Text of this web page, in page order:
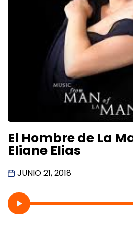
El Hombre de La
Eliane Elias
JUNIO 21, 2018